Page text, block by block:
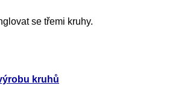
se třemi kruhy.
kruhů